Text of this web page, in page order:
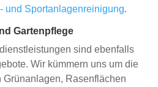
und Sportanlagenreinigung.
Gartenpflege
sind ebenfalls
Wir kümmern uns um die
Rasenflächen